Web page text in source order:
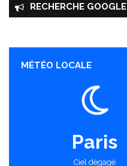
RECHERCHE GOOGLE
MÉTÉO LOCALE
Paris
Ciel dégagé